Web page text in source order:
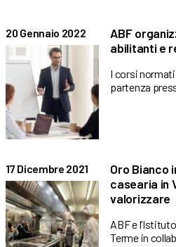
20 Gennaio 2022
ABF
abilitanti e
I corsi
partenza
17 Dicembre 2021
Oro Bianco
casearia in
valorizzare
ABF e
Terme in